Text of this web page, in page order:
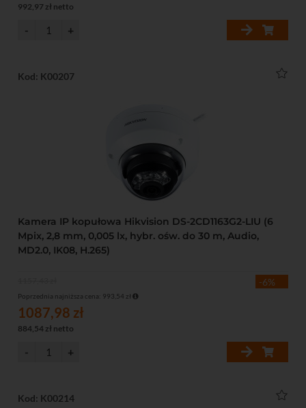
992,97 zł netto
Kod: K00207
Kamera IP kopułowa Hikvision DS-2CD1163G2-LIU (6
Mpix, 2,8 mm, 0,005 lx, hybr. ośw. do 30 m, Audio,
MD2.0, IK08, H.265)
-6%
Poprzednia najniższa cena: 993,54 zł
1087,98 zł
884,54 zł netto
Kod: K00214